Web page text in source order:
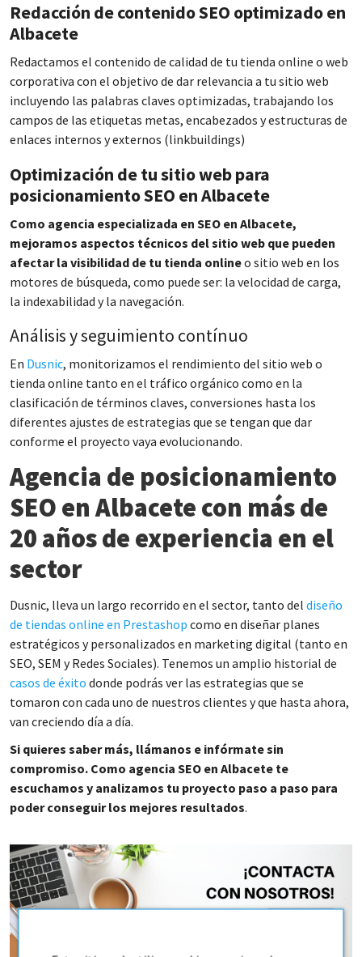
Redacción de contenido SEO optimizado en
Albacete
Redactamos el contenido de calidad de tu tienda online o web
corporativa con el objetivo de dar relevancia a tu sitio web
incluyendo las palabras claves optimizadas, trabajando los
campos de las etiquetas metas, encabezados y estructuras de
enlaces internos y externos (linkbuildings)
Optimización de tu sitio web para
posicionamiento SEO en Albacete
Como agencia especializada en SEO en Albacete,
mejoramos aspectos técnicos del sitio web que pueden
afectar la visibilidad de tu tienda onlineo sitio web en los
motores de búsqueda, como puede ser: la velocidad de carga,
la indexabilidad y la navegación.
Análisis y seguimiento contínuo
En Dusnic, monitorizamos el rendimiento del sitio web o
tienda online tanto en el tráfico orgánico como en la
clasificación de términos claves, conversiones hasta los
diferentes ajustes de estrategias que se tengan que dar
conforme el proyecto vaya evolucionando.
Agencia de posicionamiento
SEO en Albacete con más de
20 años de experiencia en el
sector
Dusnic, lleva un largo recorrido en el sector, tanto del diseño
de tiendas online en Prestashop como en diseñar planes
estratégicos y personalizados en marketing digital (tanto en
SEO, SEM y Redes Sociales). Tenemos un amplio historial de
casos de éxito donde podrás ver las estrategias que se
tomaron con cada uno de nuestros clientes y que hasta ahora,
van creciendo día a día.
Si quieres saber más, llámanos e infórmate sin
compromiso. Como agencia SEO en Albacete te
escuchamos y analizamos tu proyecto paso a paso para
poder conseguir los mejores resultados.